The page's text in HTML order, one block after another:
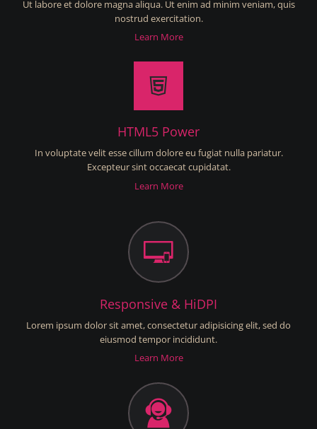
Ut labore et dolore magna aliqua. Ut enim ad minim veniam, quis
nostrud exercitation.
Learn More
HTML5 Power
In voluptate velit esse cillum dolore eu fugiat nulla pariatur.
Excepteur sint occaecat cupidatat.
Learn More
Responsive & HiDPI
Lorem ipsum dolor sit amet, consectetur adipisicing elit, sed do
eiusmod tempor incididunt.
Learn More